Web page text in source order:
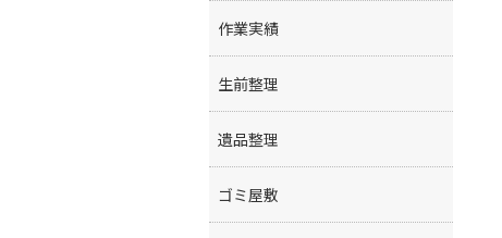
作業実績
生前整理
遺品整理
ゴミ屋敷